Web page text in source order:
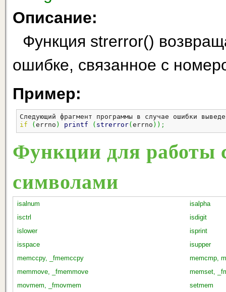
Описание:
Функция strerror()
ошибке, связанное с
Пример:
Следующий фрагмент программы в случае ошибки
if
( errno ) printf ( strerror( errno ) ) ;
Функции для работы
символами
isalnum
isalpha
isctrl
isdigit
islower
isprint
isspace
isupper
memccpy, _fmemccpy
memcmp,
memmove, _fmemmove
memset,
movmem, _fmovmem
setmem